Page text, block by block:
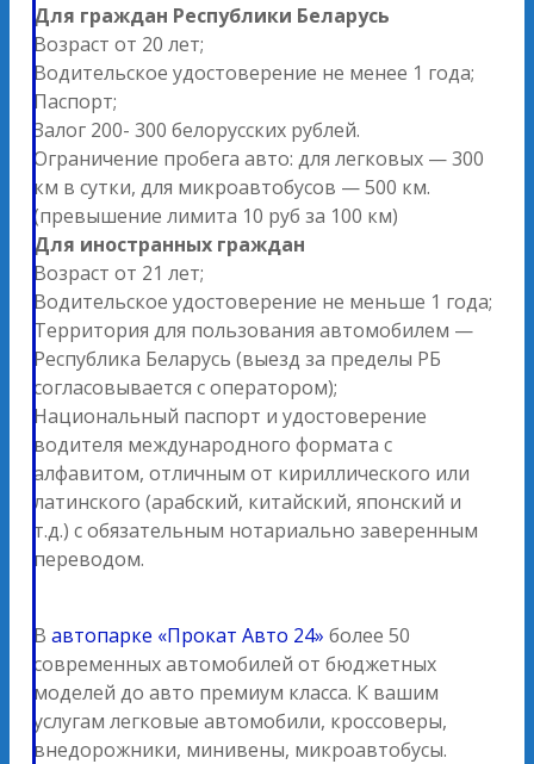
Для граждан Республики Беларусь
Возраст от 20 лет;
Водительское удостоверение не менее 1 года;
Паспорт;
Залог 200- 300 белорусских рублей.
Ограничение пробега авто: для легковых — 300
км в сутки, для микроавтобусов — 500 км.
(превышение лимита 10 руб за 100 км)
Для иностранных граждан
Возраст от 21 лет;
Водительское удостоверение не меньше 1 года;
Территория для пользования автомобилем —
Республика Беларусь (выезд за пределы РБ
согласовывается с оператором);
Национальный паспорт и удостоверение
водителя международного формата с
алфавитом, отличным от кириллического или
латинского (арабский, китайский, японский и
т.д.) с обязательным нотариально заверенным
переводом.
В автопарке «Прокат Авто 24» более 50
современных автомобилей от бюджетных
моделей до авто премиум класса. К вашим
услугам легковые автомобили, кроссоверы,
внедорожники, минивены, микроавтобусы.